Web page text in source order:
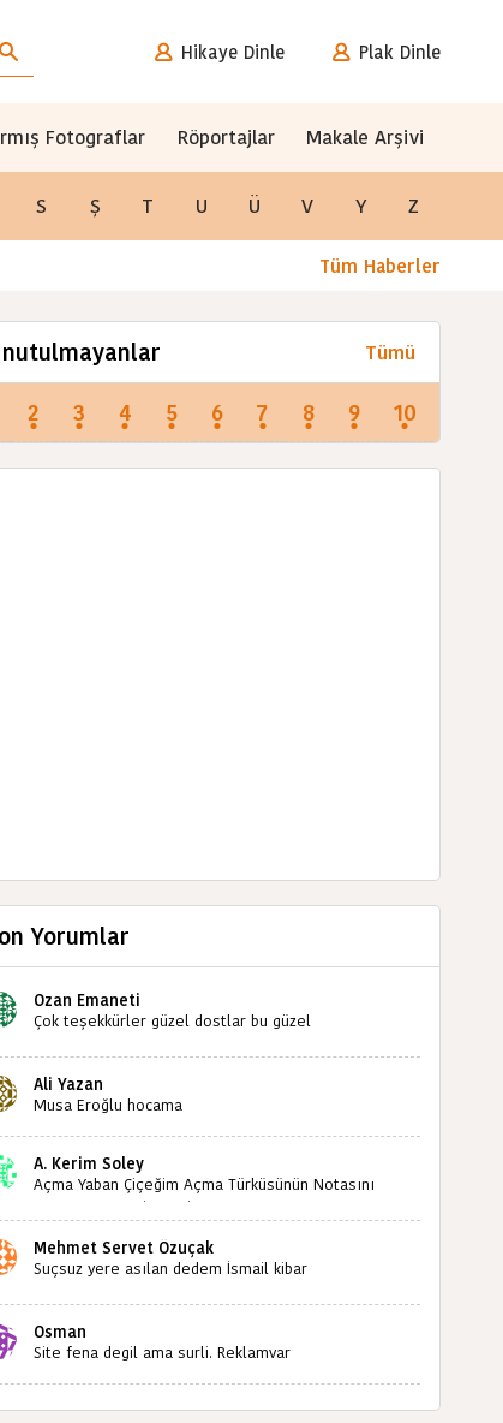
Hikaye Dinle Plak Dinle
Fotograflar Röportajlar Makale Arşivi
S Ş T U Ü V Y Z
Tüm Haberler
Tümü
2 3 4 5 6 7 8 9 10
Yorumlar
Ozan Emaneti
Çok teşekkürler güzel dostlar bu güzel
sizlerin sayesinde türkülerimiz ölmeyecektir tekrar
teşekkürler saygılarımla
Ali Yazan
Musa Eroğlu hocama
A. Kerim Soley
Açma Yaban Çiçeğim Açma Türküsünün Notasını
Bulabilir miyiz ?İlginiz İçin Şimdiden Teşekkürler.
Mehmet Servet Özuçak
Suçsuz yere asılan dedem İsmail kibar
Osman
Site fena degil ama surli. Reklamvar